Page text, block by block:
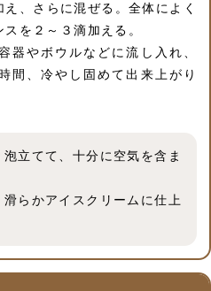
え、さらに混ぜる。全体によく
を２～３滴加える。
器やボウルなどに流し入れ、
間、冷やし固めて出来上がり
立てて、十分に空気を含ま
らかアイスクリームに仕上